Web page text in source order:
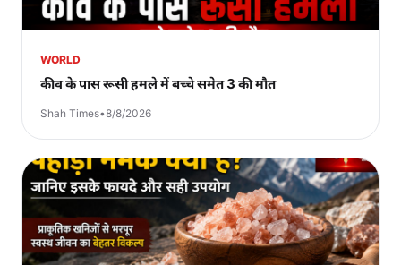
WORLD
कीव के पास रूसी हमले में बच्चे समेत 3 की मौत
Shah Times•8/8/2026